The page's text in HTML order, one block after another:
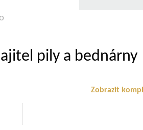
pily a bednárny
Zobrazit